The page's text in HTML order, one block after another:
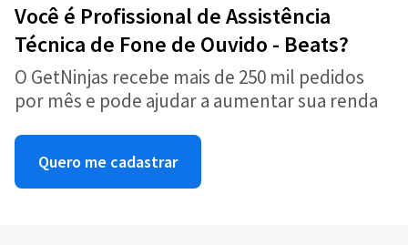
Você é Profissional de Assistência
Técnica de Fone de Ouvido - Beats?
O GetNinjas recebe mais de 250 mil pedidos
por mês e pode ajudar a aumentar sua renda
Quero me cadastrar